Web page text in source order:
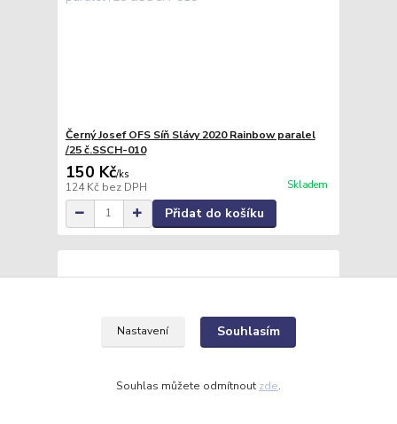
Černý Josef OFS Síň Slávy 2020 Rainbow paralel
/25 č.SSCH-010
150 Kč/ks
124 Kč bez DPH Skladem
Přidat do košíku
Nastavení Souhlasím
Souhlas můžete odmítnout zde.